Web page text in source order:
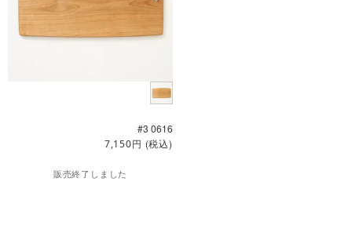
#3 0616
7,150円 (税込)
販売終了しました